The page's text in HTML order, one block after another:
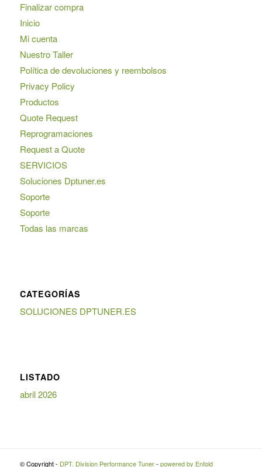
Finalizar compra
Inicio
Mi cuenta
Nuestro Taller
Política de devoluciones y reembolsos
Privacy Policy
Productos
Quote Request
Reprogramaciones
Request a Quote
SERVICIOS
Soluciones Dptuner.es
Soporte
Soporte
Todas las marcas
CATEGORÍAS
SOLUCIONES DPTUNER.ES
LISTADO
abril 2026
© Copyright - DPT. Division Performance Tuner- powered by Enfold